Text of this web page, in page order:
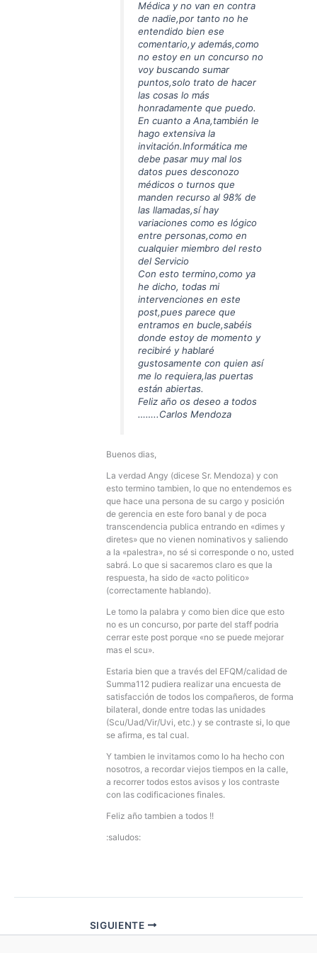
Médica y no van en contra
de nadie,por tanto no he
entendido bien ese
comentario,y además,como
no estoy en un concurso no
voy buscando sumar
puntos,solo trato de hacer
las cosas lo más
honradamente que puedo.
En cuanto a Ana,también le
hago extensiva la
invitación.Informática me
debe pasar muy mal los
datos pues desconozo
médicos o turnos que
manden recurso al 98% de
las llamadas,sí hay
variaciones como es lógico
entre personas,como en
cualquier miembro del resto
del Servicio
Con esto termino,como ya
he dicho, todas mi
intervenciones en este
post,pues parece que
entramos en bucle,sabéis
donde estoy de momento y
recibiré y hablaré
gustosamente con quien así
me lo requiera,las puertas
están abiertas.
Feliz año os deseo a todos
……..Carlos Mendoza
Buenos dias,
La verdad Angy (dicese Sr. Mendoza) y con
esto termino tambien, lo que no entendemos es
que hace una persona de su cargo y posición
de gerencia en este foro banal y de poca
transcendencia publica entrando en «dimes y
diretes» que no vienen nominativos y saliendo
a la «palestra», no sé si corresponde o no, usted
sabrá. Lo que si sacaremos claro es que la
respuesta, ha sido de «acto politico»
(correctamente hablando).
Le tomo la palabra y como bien dice que esto
no es un concurso, por parte del staff podria
cerrar este post porque «no se puede mejorar
mas el scu».
Estaria bien que a través del EFQM/calidad de
Summa112 pudiera realizar una encuesta de
satisfacción de todos los compañeros, de forma
bilateral, donde entre todas las unidades
(Scu/Uad/Vir/Uvi, etc.) y se contraste si, lo que
se afirma, es tal cual.
Y tambien le invitamos como lo ha hecho con
nosotros, a recordar viejos tiempos en la calle,
a recorrer todos estos avisos y los contraste
con las codificaciones finales.
Feliz año tambien a todos !!
:saludos:
SIGUIENTE